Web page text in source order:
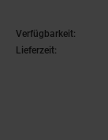
Verfügbarkeit:
Lieferzeit: